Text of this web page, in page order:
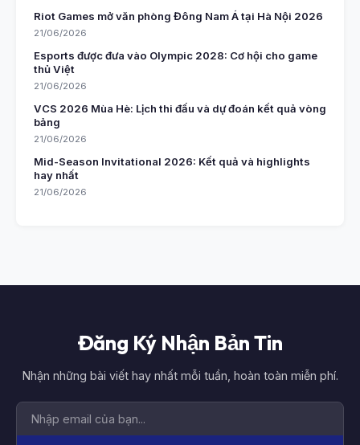
Riot Games mở văn phòng Đông Nam Á tại Hà Nội 2026
21/06/2026
Esports được đưa vào Olympic 2028: Cơ hội cho game
thủ Việt
21/06/2026
VCS 2026 Mùa Hè: Lịch thi đấu và dự đoán kết quả vòng
bảng
21/06/2026
Mid-Season Invitational 2026: Kết quả và highlights
hay nhất
21/06/2026
Đăng Ký Nhận Bản Tin
Nhận những bài viết hay nhất mỗi tuần, hoàn toàn miễn phí.